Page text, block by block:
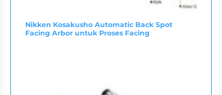
Nikken Kosakusho Automatic Back Spot
Facing Arbor untuk Proses Facing